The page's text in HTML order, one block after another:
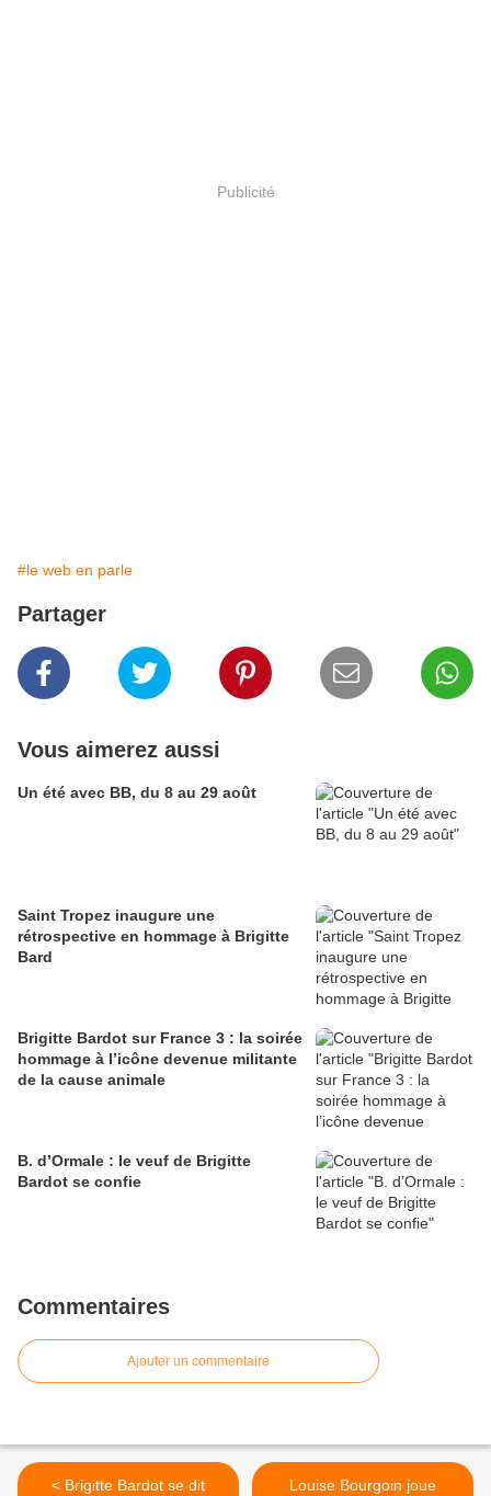
Publicité
#le web en parle
Partager
Vous aimerez aussi
Un été avec BB, du 8 au 29 août
Saint Tropez inaugure une
rétrospective en hommage à Brigitte
Bard
Brigitte Bardot sur France 3 : la soirée
hommage à l’icône devenue militante
de la cause animale
B. d’Ormale : le veuf de Brigitte
Bardot se confie
Commentaires
Ajouter un commentaire
< Brigitte Bardot se dit Louise Bourgoin joue